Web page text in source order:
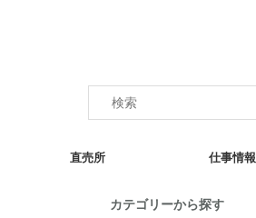
直売所 仕事情報
カテゴリーから探す